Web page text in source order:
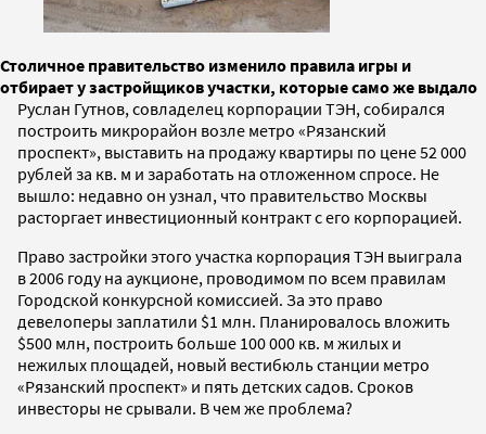
Столичное правительство изменило правила игры и
отбирает у застройщиков участки, которые само же выдало
Руслан Гутнов, совладелец корпорации ТЭН, собирался
построить микрорайон возле метро «Рязанский
проспект», выставить на продажу квартиры по цене 52 000
рублей за кв. м и заработать на отложенном спросе. Не
вышло: недавно он узнал, что правительство Москвы
расторгает инвестиционный контракт с его корпорацией.
Право застройки этого участка корпорация ТЭН выиграла
в 2006 году на аукционе, проводимом по всем правилам
Городской конкурсной комиссией. За это право
девелоперы заплатили $1 млн. Планировалось вложить
$500 млн, построить больше 100 000 кв. м жилых и
нежилых площадей, новый вестибюль станции метро
«Рязанский проспект» и пять детских садов. Сроков
инвесторы не срывали. В чем же проблема?